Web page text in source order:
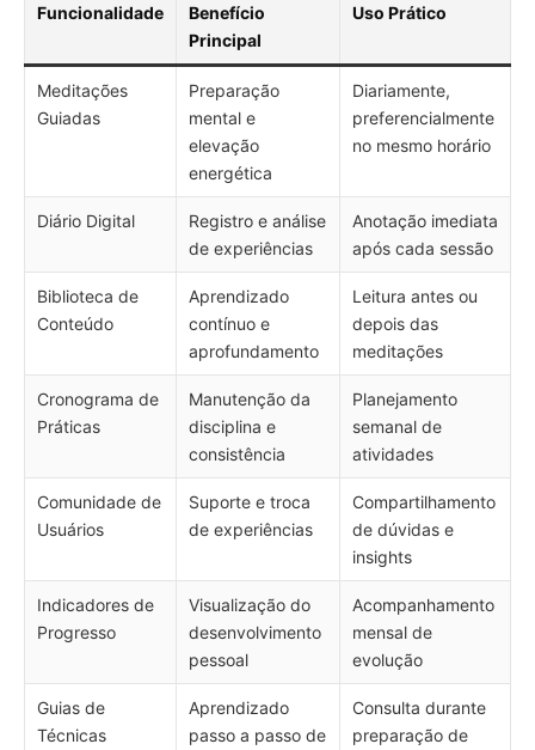
Funcionalidade
Benefício
Principal
Uso Prático
Meditações
Guiadas
Preparação
mental e
elevação
energética
Diariamente,
preferencialmente
no mesmo horário
Diário Digital
Registro e análise
de experiências
Anotação imediata
após cada sessão
Biblioteca de
Conteúdo
Aprendizado
contínuo e
aprofundamento
Leitura antes ou
depois das
meditações
Cronograma de
Práticas
Manutenção da
disciplina e
consistência
Planejamento
semanal de
atividades
Comunidade de
Usuários
Suporte e troca
de experiências
Compartilhamento
de dúvidas e
insights
Indicadores de
Progresso
Visualização do
desenvolvimento
pessoal
Acompanhamento
mensal de
evolução
Guias de
Técnicas
Aprendizado
passo a passo de
Consulta durante
preparação de